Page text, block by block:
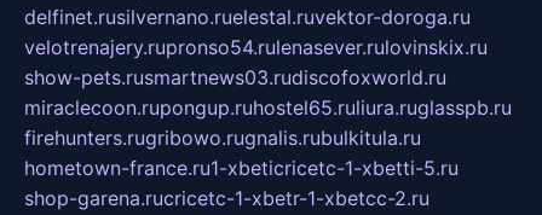
delfinet.rusilvernano.ruelestal.ruvektor-doroga.ru
velotrenajery.rupronso54.rulenasever.rulovinskix.ru
show-pets.rusmartnews03.rudiscofoxworld.ru
miraclecoon.rupongup.ruhostel65.ruliura.ruglasspb.ru
firehunters.rugribowo.rugnalis.rubulkitula.ru
hometown-france.ru1-xbeticricetc-1-xbetti-5.ru
shop-garena.rucricetc-1-xbetr-1-xbetcc-2.ru